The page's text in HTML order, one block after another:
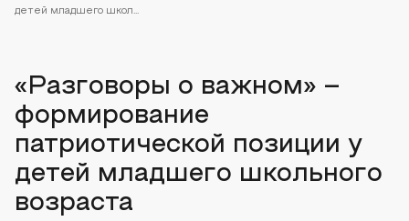
детей младшего школ...
«Разговоры о важном» –
формирование
патриотической позиции у
детей младшего школьного
возраста